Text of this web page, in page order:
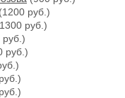
(1200 руб.)
руб.)
руб.)
руб.)